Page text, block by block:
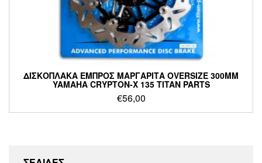
ΔΙΣΚΟΠΛΑΚΑ ΕΜΠΡΟΣ ΜΑΡΓΑΡΙΤΑ OVERSIZE 300MM
YAMAHA CRYPTON-X 135 TITAN PARTS
€56,00